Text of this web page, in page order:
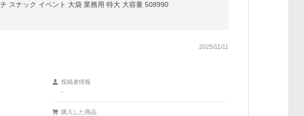
スナック イベント 大袋 業務用 特大 大容量 508990
2025/11/11
投稿者情報
-
購入した商品